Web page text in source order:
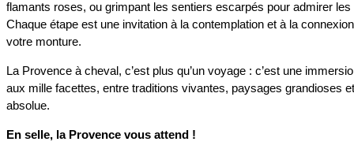
flamants roses, ou grimpant les sentiers escarpés pour admirer
Chaque étape est une invitation à la contemplation et à la
votre monture.
La Provence à cheval, c’est plus qu’un voyage : c’est une
aux mille facettes, entre traditions vivantes, paysages grandioses
absolue.
En selle, la Provence vous attend !